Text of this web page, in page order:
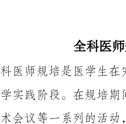
识。以下是我对全科医师规培工作的总结。